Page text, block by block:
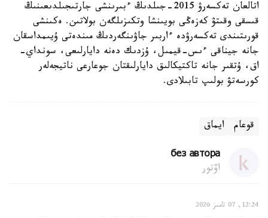
اتالعان تەكسەرۋ 2015-جىلدىڭ ءبىرىنشى جارتىجىلدىعىنىڭ
قىسقى وقىتۋ كەزەڭى بويىنشا وتكىزىلگەن بولاتىن. ەكىنشى
قورىتىندى تەكسەرۋدە ءاربىر جاۋىنگەردىڭ مىندەتى ۇيىمداسقان
جانە جيناقى ءىس-قيمىل، ۇزدىك دەنە دايارلىعى، سونداي-
اق، ۇتقىر جانە تاكتيكالىق دايارلىقتان جوعارعى ناتيجەلەر
كورسەتۋ بولىپ تابىلادى.
قوعام ايماق
без автора
اۆتور
12:24, 07 تامىز 2026